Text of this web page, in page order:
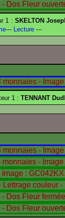
1 : SKELTON
--- Lecture ---
1 : TENNANT